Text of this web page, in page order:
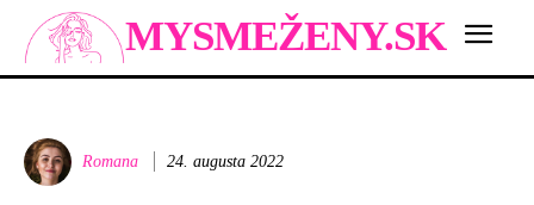
MYSMEŽENY.SK
Romana 24. augusta 2022